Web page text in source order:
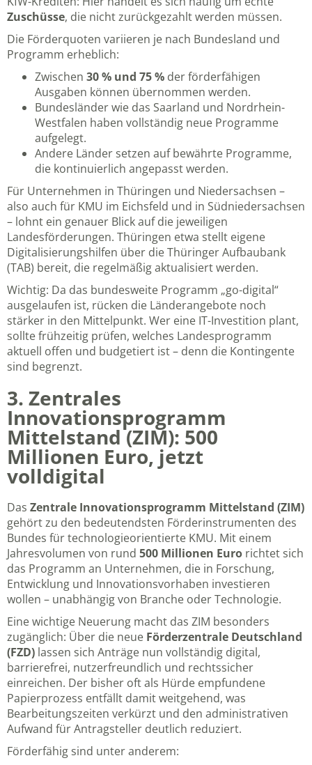
Zuschüsse, die nicht zurückgezahlt werden müssen.
Die Förderquoten variieren je nach Bundesland und
Programm erheblich:
Zwischen 30 % und 75 % der förderfähigen
Ausgaben können übernommen werden.
Bundesländer wie das Saarland und Nordrhein-
Westfalen haben vollständig neue Programme
aufgelegt.
Andere Länder setzen auf bewährte Programme,
die kontinuierlich angepasst werden.
Für Unternehmen in Thüringen und Niedersachsen –
also auch für KMU im Eichsfeld und in Südniedersachsen
– lohnt ein genauer Blick auf die jeweiligen
Landesförderungen. Thüringen etwa stellt eigene
Digitalisierungshilfen über die Thüringer Aufbaubank
(TAB) bereit, die regelmäßig aktualisiert werden.
Wichtig: Da das bundesweite Programm „go-digital“
ausgelaufen ist, rücken die Länderangebote noch
stärker in den Mittelpunkt. Wer eine IT-Investition plant,
sollte frühzeitig prüfen, welches Landesprogramm
aktuell offen und budgetiert ist – denn die Kontingente
sind begrenzt.
3. Zentrales
Innovationsprogramm
Mittelstand (ZIM): 500
Millionen Euro, jetzt
volldigital
Das Zentrale Innovationsprogramm Mittelstand (ZIM)
gehört zu den bedeutendsten Förderinstrumenten des
Bundes für technologieorientierte KMU. Mit einem
Jahresvolumen von rund 500 Millionen Euro richtet sich
das Programm an Unternehmen, die in Forschung,
Entwicklung und Innovationsvorhaben investieren
wollen – unabhängig von Branche oder Technologie.
Eine wichtige Neuerung macht das ZIM besonders
zugänglich: Über die neue Förderzentrale Deutschland
(FZD) lassen sich Anträge nun vollständig digital,
barrierefrei, nutzerfreundlich und rechtssicher
einreichen. Der bisher oft als Hürde empfundene
Papierprozess entfällt damit weitgehend, was
Bearbeitungszeiten verkürzt und den administrativen
Aufwand für Antragsteller deutlich reduziert.
Förderfähig sind unter anderem: